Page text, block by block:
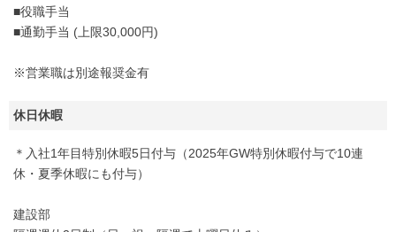
■役職手当
■通勤手当 (上限30,000円)
※営業職は別途報奨金有
休日休暇
＊入社1年目特別休暇5日付与（2025年GW特別休暇付与で10連
休・夏季休暇にも付与）
建設部